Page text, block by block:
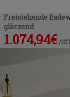
Freistehende
glänzend
1.074,94€ /